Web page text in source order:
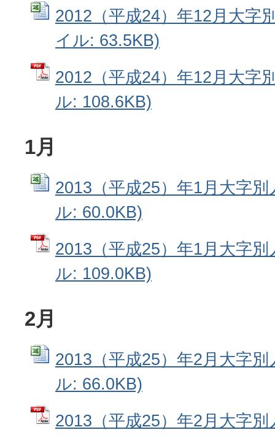
2012（平成24）年12月大字
イル: 63.5KB)
2012（平成24）年12月大字
ル: 108.6KB)
1月
2013（平成25）年1月大字
ル: 60.0KB)
2013（平成25）年1月大字
ル: 109.0KB)
2月
2013（平成25）年2月大字
ル: 66.0KB)
2013（平成25）年2月大字